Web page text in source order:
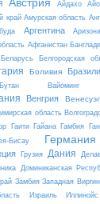
Айдахо
край Амурская область
Аргентина Аризона
Афганистан
Беларусь Белгородская
Боливия
Бутан Вайоминг
Венгрия
область
Гаити Гайана Гамбия
Бисау Германия
Грузия Дания
Доминиканская
Замбия Западная
Израиль Иллинойс